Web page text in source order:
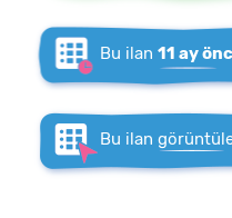
Bu ilan 11 ay
Bu ilan